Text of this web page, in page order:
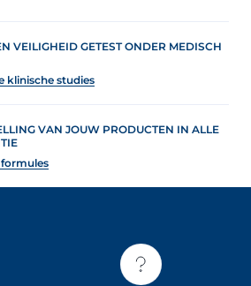
VEILIGHEID GETEST ONDER MEDISCH
klinische studies
VAN JOUW PRODUCTEN IN ALLE